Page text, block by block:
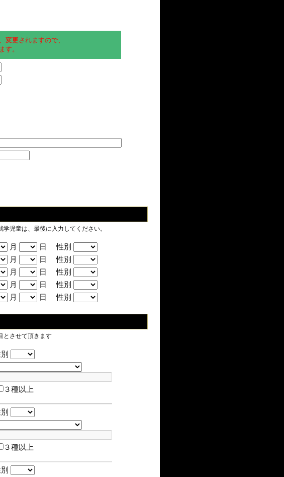
更されますので、
。
児童は、最後に入力してください。
月
日 性別
月
日 性別
月
日 性別
月
日 性別
月 日 性別
とさせて頂きます
３種以上
３種以上